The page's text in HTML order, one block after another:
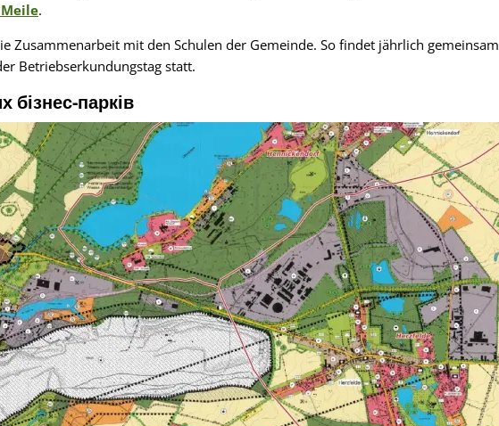
.
Zusammenarbeit mit den Schulen der Gemeinde. So findet jährlich gemeinsam
Betriebserkundungstag statt.
бізнес-парків